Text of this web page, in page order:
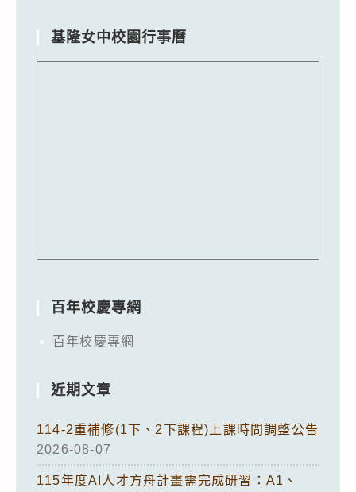
基隆女中校園行事曆
百年校慶專網
百年校慶專網
近期文章
114-2重補修(1下、2下課程)上課時間調整公告
2026-08-07
115年度AI人才方舟計畫需完成研習：A1、